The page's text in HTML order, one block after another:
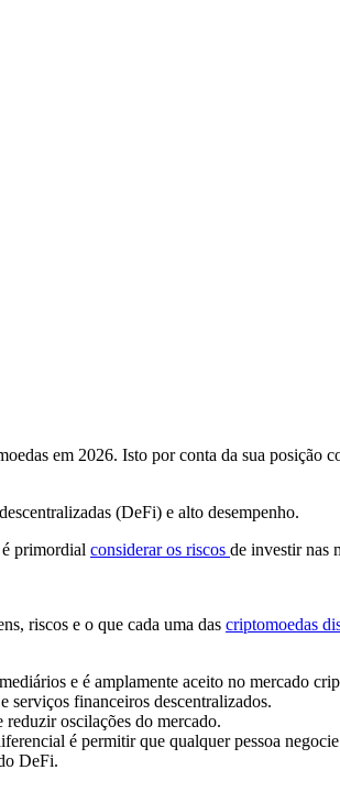
em 2026. Isto por conta da sua posição
(DeFi) e alto desempenho.
primordial considerar os riscos de investir nas
riscos e o que cada uma das criptomoedas
e é amplamente aceito no mercado
serviços financeiros descentralizados.
oscilações do mercado.
é permitir que qualquer pessoa
DeFi.